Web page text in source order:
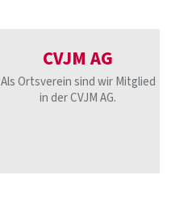
CVJM AG
Als Ortsverein sind wir Mitglied
in der CVJM AG.